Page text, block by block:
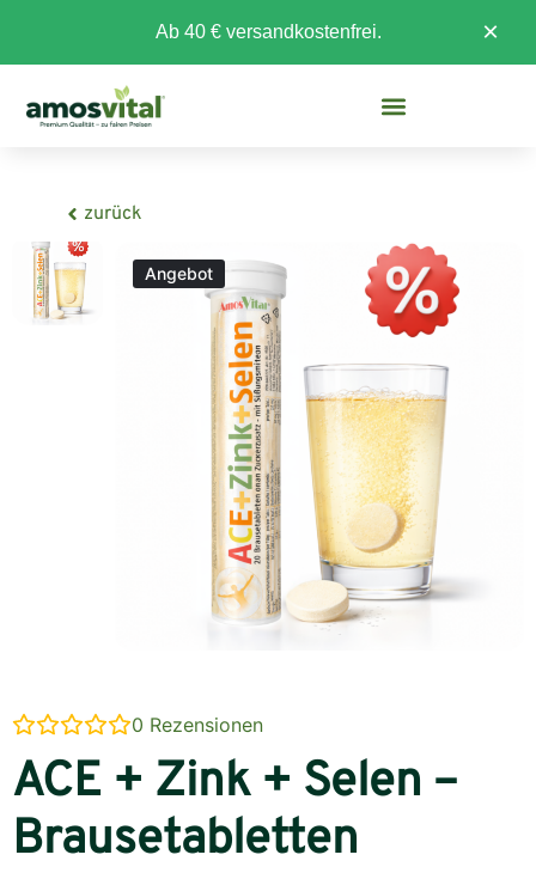
Ab 40 € versandkostenfrei. ×
0 Rezensionen
ACE + Zink + Selen –
Brausetabletten
zurück
Angebot